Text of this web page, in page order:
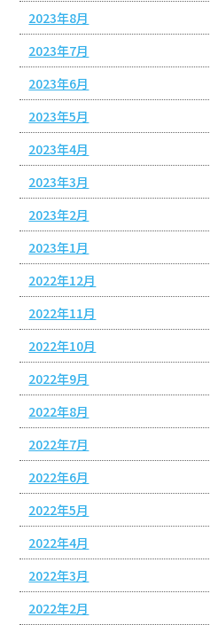
2023年8月
2023年7月
2023年6月
2023年5月
2023年4月
2023年3月
2023年2月
2023年1月
2022年12月
2022年11月
2022年10月
2022年9月
2022年8月
2022年7月
2022年6月
2022年5月
2022年4月
2022年3月
2022年2月